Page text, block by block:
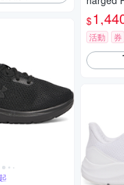
261-001
$
活動 券